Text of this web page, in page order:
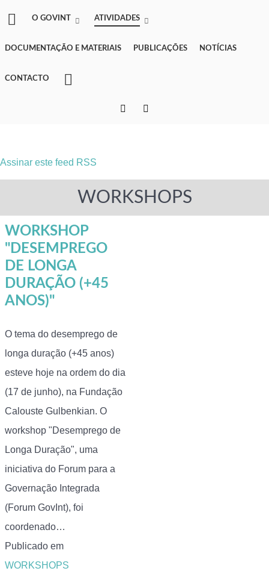
O GOVINT ATIVIDADES
DOCUMENTAÇÃO E MATERIAIS PUBLICAÇÕES NOTÍCIAS
CONTACTO
Assinar este feed RSS
WORKSHOPS
WORKSHOP
"DESEMPREGO
DE LONGA
DURAÇÃO (+45
ANOS)"
O tema do desemprego de
longa duração (+45 anos)
esteve hoje na ordem do dia
(17 de junho), na Fundação
Calouste Gulbenkian. O
workshop "Desemprego de
Longa Duração", uma
iniciativa do Forum para a
Governação Integrada
(Forum GovInt), foi
coordenado…
Publicado em
WORKSHOPS